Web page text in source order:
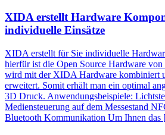
XIDA erstellt Hardware
individuelle Einsätze
XIDA erstellt für Sie individuelle
hierfür ist die Open Source Hardware
wird mit der XIDA Hardware kombiniert
erweitert. Somit erhält man ein optimal
3D Druck. Anwendungsbeispiele:
Mediensteuerung auf dem Messestand
Bluetooth Kommunikation Um Ihnen